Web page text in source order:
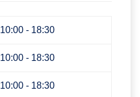
10:00 - 18:30
10:00 - 18:30
10:00 - 18:30